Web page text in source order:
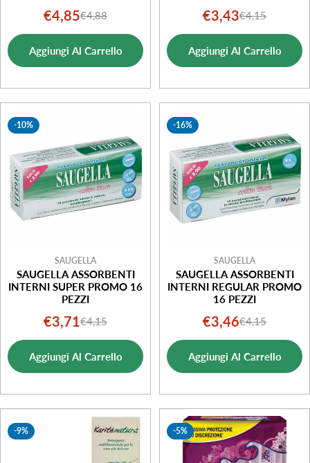
Prezzo
di
vendita
€4,85Prezzo
normale
€4,88
Aggiungi Al Carrello
Prezzo
di
vendita
€3,43Prezzo
normale
€4,15
Aggiungi Al Carrello
-10%
SAUGELLA
SAUGELLA ASSORBENTI
INTERNI SUPER PROMO 16
PEZZI
Prezzo
di
vendita
€3,71Prezzo
normale
€4,15
Aggiungi Al Carrello
-16%
SAUGELLA
SAUGELLA ASSORBENTI
INTERNI REGULAR PROMO
16 PEZZI
Prezzo
di
vendita
€3,46Prezzo
normale
€4,15
Aggiungi Al Carrello
-9% -5%